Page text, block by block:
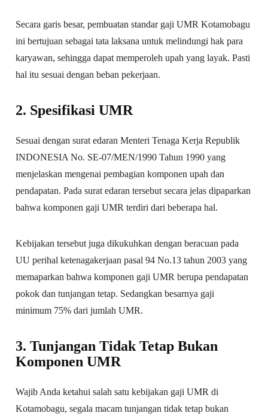
Secara garis besar, pembuatan standar gaji UMR Kotamobagu
ini bertujuan sebagai tata laksana untuk melindungi hak para
karyawan, sehingga dapat memperoleh upah yang layak. Pasti
hal itu sesuai dengan beban pekerjaan.
2. Spesifikasi UMR
Sesuai dengan surat edaran Menteri Tenaga Kerja Republik
INDONESIA No. SE-07/MEN/1990 Tahun 1990 yang
menjelaskan mengenai pembagian komponen upah dan
pendapatan. Pada surat edaran tersebut secara jelas dipaparkan
bahwa komponen gaji UMR terdiri dari beberapa hal.
Kebijakan tersebut juga dikukuhkan dengan beracuan pada
UU perihal ketenagakerjaan pasal 94 No.13 tahun 2003 yang
memaparkan bahwa komponen gaji UMR berupa pendapatan
pokok dan tunjangan tetap. Sedangkan besarnya gaji
minimum 75% dari jumlah UMR.
3. Tunjangan Tidak Tetap Bukan
Komponen UMR
Wajib Anda ketahui salah satu kebijakan gaji UMR di
Kotamobagu, segala macam tunjangan tidak tetap bukan